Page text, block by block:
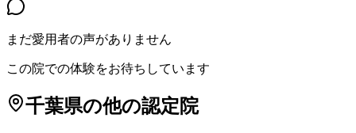
まだ愛用者の声がありません
この院での体験をお待ちしています
千葉県の他の認定院